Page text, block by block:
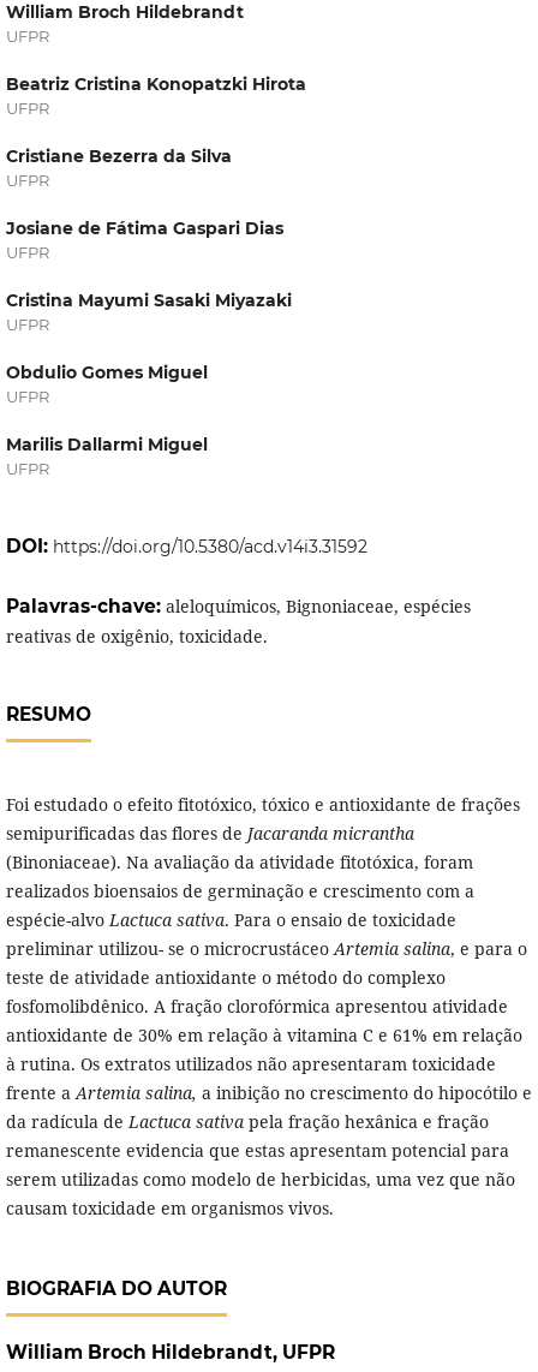
William Broch Hildebrandt
UFPR
Beatriz Cristina Konopatzki Hirota
UFPR
Cristiane Bezerra da Silva
UFPR
Josiane de Fátima Gaspari Dias
UFPR
Cristina Mayumi Sasaki Miyazaki
UFPR
Obdulio Gomes Miguel
UFPR
Marilis Dallarmi Miguel
UFPR
DOI: https://doi.org/10.5380/acd.v14i3.31592
Palavras-chave: aleloquímicos, Bignoniaceae, espécies
reativas de oxigênio, toxicidade.
RESUMO
Foi estudado o efeito fitotóxico, tóxico e antioxidante de frações
semipurificadas das flores de Jacaranda micrantha
(Binoniaceae). Na avaliação da atividade fitotóxica, foram
realizados bioensaios de germinação e crescimento com a
espécie-alvoLactuca sativa. Para o ensaio de toxicidade
preliminar utilizou- se o microcrustáceoArtemia salina, e para o
teste de atividade antioxidante o método do complexo
fosfomolibdênico. A fração clorofórmica apresentou atividade
antioxidante de 30% em relação à vitamina C e 61% em relação
à rutina. Os extratos utilizados não apresentaram toxicidade
frente aArtemia salina, a inibição no crescimento do hipocótilo e
da radícula deLactuca sativapela fração hexânica e fração
remanescente evidencia que estas apresentam potencial para
serem utilizadas como modelo de herbicidas, uma vez que não
causam toxicidade em organismos vivos.
BIOGRAFIA DO AUTOR
William Broch Hildebrandt, UFPR